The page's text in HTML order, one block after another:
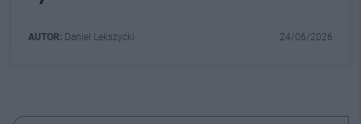
AUTOR: Daniel Lekszycki 24/06/2026